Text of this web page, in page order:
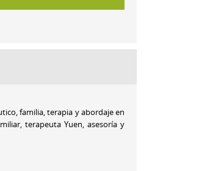
familia, terapia y abordaje en
terapeuta Yuen, asesoría y